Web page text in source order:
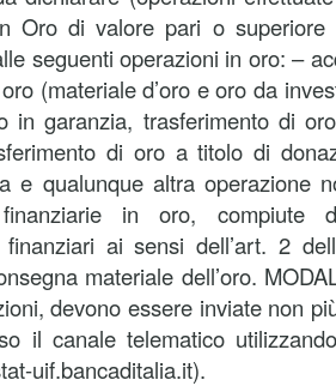
Oro di valore pari o
seguenti operazioni in oro: –
(materiale d’oro e oro da
in garanzia, trasferimento di
di oro a titolo di
e qualunque altra operazione
finanziarie in oro, compiute
finanziari ai sensi dell’art. 2
materiale dell’oro.
devono essere inviate non
il canale telematico
uif.bancaditalia.it).